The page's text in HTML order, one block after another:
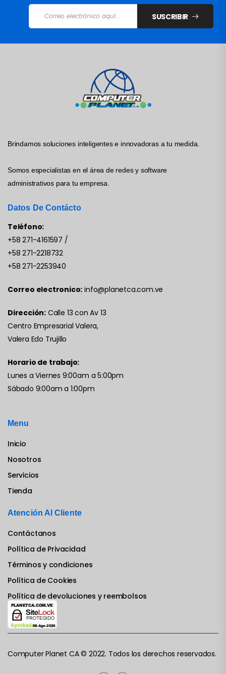
SUSCRIBIR
Brindamos soluciones inteligentes e innovadoras a tu medida.
Somos especialistas en el área de redes y software
administrativos para tu empresa.
Datos De Contácto
Teléfono:
+58 271-4161597 /
+58 271-2218732
+58 271-2253940
Correo electronico: info@planetca.com.ve
Dirección: Calle 13 con Av 13
Centro Empresarial Valera,
Valera Edo Trujillo
Horario de trabajo:
Lunes a Viernes 9:00am a 5:00pm
Sábado 9:00am a 1:00pm
Menu
Inicio
Nosotros
Servicios
Tienda
Atención Al Cliente
Contáctanos
Política de Privacidad
Términos y condiciones
Política de Cookies
Política de devoluciones y reembolsos
Computer Planet CA © 2022. Todos los derechos reservados.